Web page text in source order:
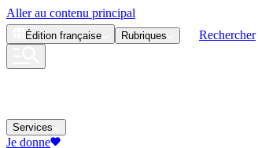
Aller au contenu principal
Édition française Rubriques Rechercher
Services
Je donne